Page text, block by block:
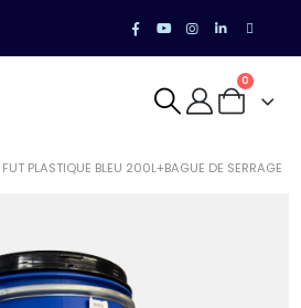
0
FUT PLASTIQUE BLEU 200L+BAGUE DE SERRAGE